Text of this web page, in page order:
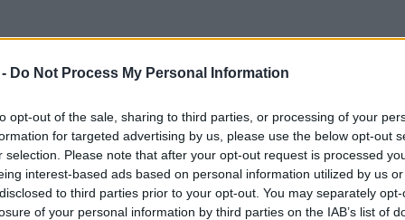
Do Not Process My Personal Information
opt-out of the sale, sharing to third parties, or processing of your
for targeted advertising by us, please use the below opt-out
selection. Please note that after your opt-out request is processed
interest-based ads based on personal information utilized by us
to third parties prior to your opt-out. You may separately
of your personal information by third parties on the IAB’s list of
farkas is elpusztult a
Vadasparkban
Szemle